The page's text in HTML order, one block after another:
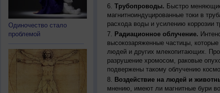
Одиночество стало
проблемой
Трубопроводы. Быстро
магнитноиндуцированные токи в
расхода воды и усилению коррозии
Радиационное облучение.
высокозаряженные частицы,
людей и других млекопитающих.
разрушение хромосом, раковые
подвержены такому облучению
Воздействие на людей и
мнению, имеют ли магнитные бури